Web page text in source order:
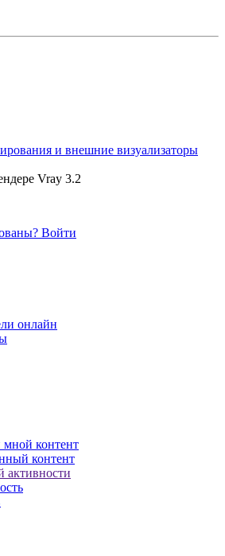
и внешние визуализаторы
Vray 3.2
Войти
онлайн
контент
контент
активности